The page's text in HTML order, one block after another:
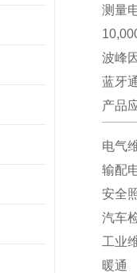
测量
波峰
蓝牙
产品
电气
输配
安全
汽车
工业
暖通